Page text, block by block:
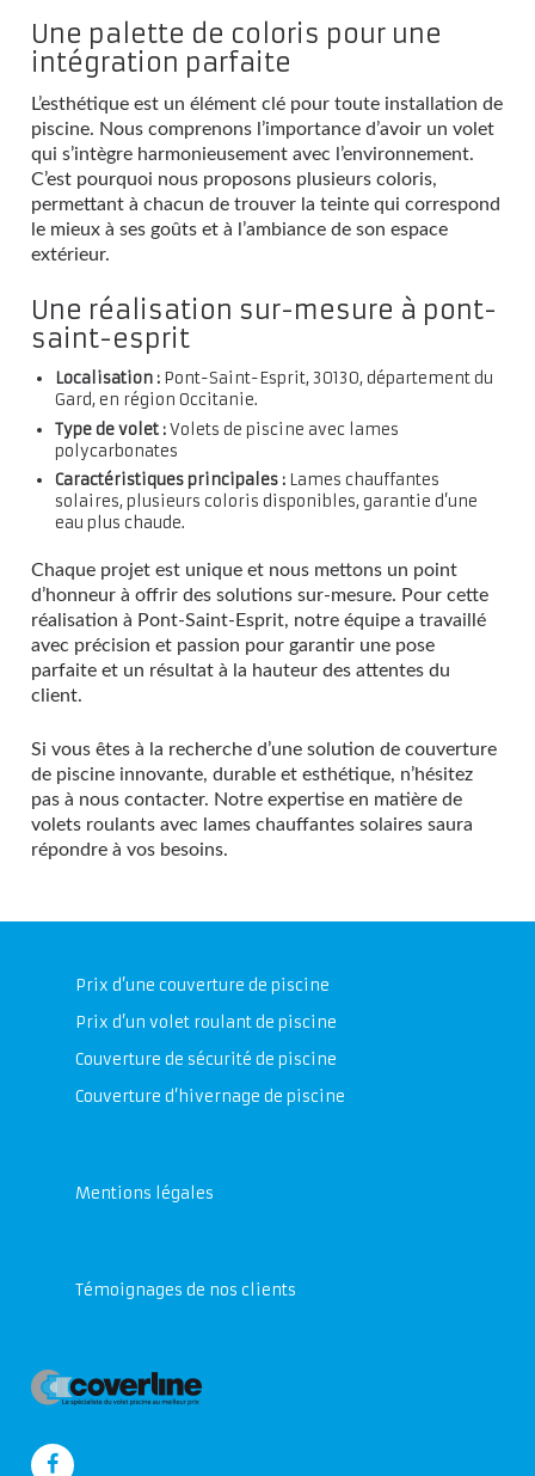
Une palette de coloris pour une
intégration parfaite
L’esthétique est un élément clé pour toute installation de
piscine. Nous comprenons l’importance d’avoir un volet
qui s’intègre harmonieusement avec l’environnement.
C’est pourquoi nous proposons plusieurs coloris,
permettant à chacun de trouver la teinte qui correspond
le mieux à ses goûts et à l’ambiance de son espace
extérieur.
Une réalisation sur-mesure à pont-
saint-esprit
Localisation :Pont-Saint-Esprit, 30130, département du
Gard, en région Occitanie.
Type de volet :Volets de piscine avec lames
polycarbonates
Caractéristiques principales :Lames chauffantes
solaires, plusieurs coloris disponibles, garantie d’une
eau plus chaude.
Chaque projet est unique et nous mettons un point
d’honneur à offrir des solutions sur-mesure. Pour cette
réalisation à Pont-Saint-Esprit, notre équipe a travaillé
avec précision et passion pour garantir une pose
parfaite et un résultat à la hauteur des attentes du
client.
Si vous êtes à la recherche d’une solution de couverture
de piscine innovante, durable et esthétique, n’hésitez
pas à nous contacter. Notre expertise en matière de
volets roulants avec lames chauffantes solaires saura
répondre à vos besoins.
Prix d’une couverture de piscine
Prix d’un volet roulant de piscine
Couverture de sécurité de piscine
Couverture d’hivernage de piscine
Mentions légales
Témoignages de nos clients